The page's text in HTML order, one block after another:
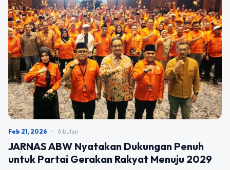
Feb 21, 2026 • 6 bulan
JARNAS ABW Nyatakan Dukungan Penuh
untuk Partai Gerakan Rakyat Menuju 2029